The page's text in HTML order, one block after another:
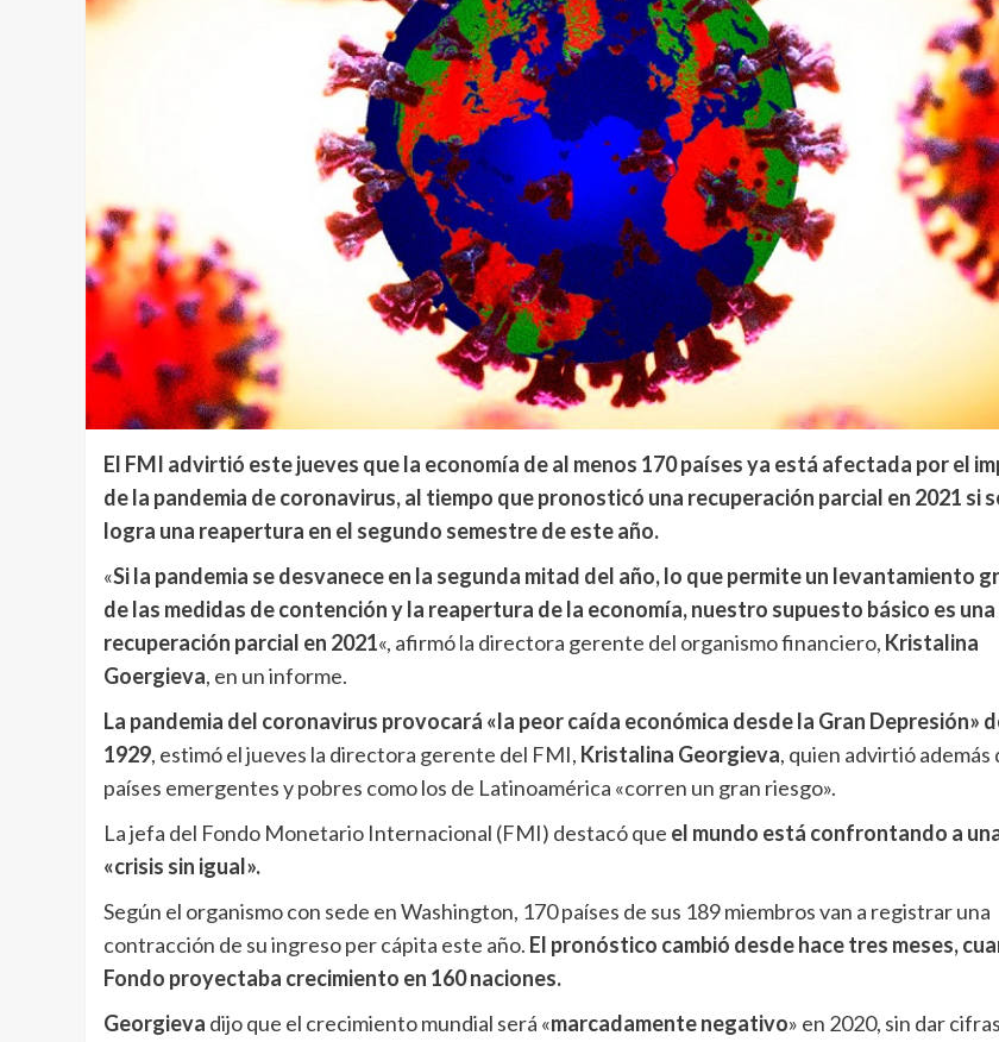
El FMI advirtió este jueves que la economía de al menos 170 países ya está afectada por el
de la pandemia de coronavirus, al tiempo que pronosticó una recuperación parcial en 2021 si
logra una reapertura en el segundo semestre de este año.
«Si la pandemia se desvanece en la segunda mitad del año, lo que permite un levantamiento
de las medidas de contención y la reapertura de la economía, nuestro supuesto básico es una
recuperación parcial en 2021«, afirmó la directora gerente del organismo financiero, Kristalina
Goergieva, en un informe.
La pandemia del coronavirus provocará «la peor caída económica desde la Gran Depresión»
1929, estimó el jueves la directora gerente del FMI, Kristalina Georgieva, quien advirtió además
países emergentes y pobres como los de Latinoamérica «corren un gran riesgo».
La jefa del Fondo Monetario Internacional (FMI) destacó que el mundo está confrontando a
«crisis sin igual».
Según el organismo con sede en Washington, 170 países de sus 189 miembros van a registrar una
contracción de su ingreso per cápita este año. El pronóstico cambió desde hace tres meses,
Fondo proyectaba crecimiento en 160 naciones.
Georgieva dijo que el crecimiento mundial será «marcadamente negativo» en 2020, sin dar